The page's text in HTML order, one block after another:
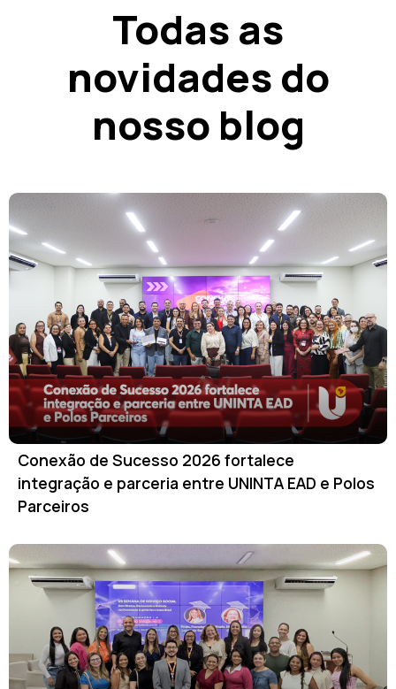
Todas as
novidades do
nosso blog
Conexão de Sucesso 2026 fortalece
integração e parceria entre UNINTA EAD e Polos
Parceiros